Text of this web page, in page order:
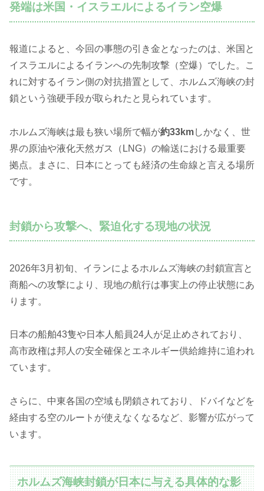
発端は米国・イスラエルによるイラン空爆
報道によると、今回の事態の引き金となったのは、米国と
イスラエルによるイランへの先制攻撃（空爆）でした。こ
れに対するイラン側の対抗措置として、ホルムズ海峡の封
鎖という強硬手段が取られたと見られています。
ホルムズ海峡は最も狭い場所で幅が約33kmしかなく、世
界の原油や液化天然ガス（LNG）の輸送における最重要
拠点。まさに、日本にとっても経済の生命線と言える場所
です。
封鎖から攻撃へ、緊迫化する現地の状況
2026年3月初旬、イランによるホルムズ海峡の封鎖宣言と
商船への攻撃により、現地の航行は事実上の停止状態にあ
ります。
日本の船舶43隻や日本人船員24人が足止めされており、
高市政権は邦人の安全確保とエネルギー供給維持に追われ
ています。
さらに、中東各国の空域も閉鎖されており、ドバイなどを
経由する空のルートが使えなくなるなど、影響が広がって
います。
ホルムズ海峡封鎖が日本に与える具体的な影